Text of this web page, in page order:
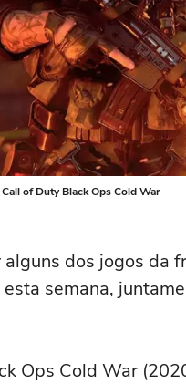
of Duty Black Ops Cold War
dos jogos da
semana,
Ops Cold War